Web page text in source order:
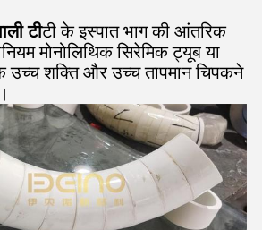
टीटी के इस्पात भाग की आंतरिक
मोनोलिथिक सिरेमिक ट्यूब या
उच्च शक्ति और उच्च तापमान चिपकने